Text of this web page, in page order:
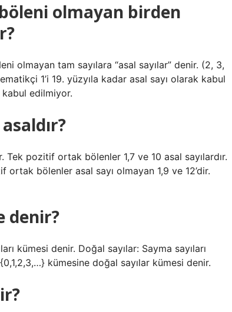
olmayan birden
olmayan tam sayılara “asal sayılar” denir. (2, 3,
1’i 19. yüzyıla kadar asal sayı olarak kabul
kabul edilmiyor.
Tek pozitif ortak bölenler 1,7 ve 10 asal sayılardır.
bölenler asal sayı olmayan 1,9 ve 12’dir.
denir?
kümesi denir. Doğal sayılar: Sayma sayıları
kümesine doğal sayılar kümesi denir.